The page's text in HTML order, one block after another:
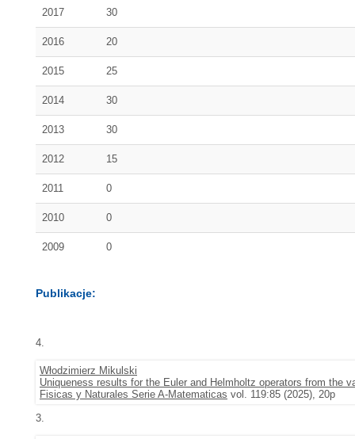
2017 30
2016 20
2015 25
2014 30
2013 30
2012 15
2011 0
2010 0
2009 0
Publikacje:
4.
Włodzimierz Mikulski
Uniqueness results for the Euler and Helmholtz operators from the
Fisicas y Naturales Serie A-Matematicas vol. 119:85 (2025), 20p
3.